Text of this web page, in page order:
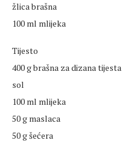
žlica brašna
100 ml mlijeka
Tijesto
400 g brašna za dizana tijesta
sol
100 ml mlijeka
50 g maslaca
50 g šećera